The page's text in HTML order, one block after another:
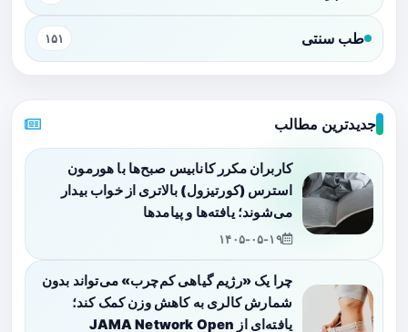
طب سنتی ۱۵۱
جدیدترین مطالب
کاربران مکرر کانابیس صبح‌ها با هورمون
استرس (کورتیزول) بالاتری از خواب بیدار
می‌شوند؛ یافته‌ها و پیامدها
۱۴۰۵-۰۵-۱۹
چرا یک «رژیم گیاهی کم‌چرب» می‌تواند بدون
شمارش کالری به کاهش وزن کمک کند؛
یافته‌ای از JAMA Network Open